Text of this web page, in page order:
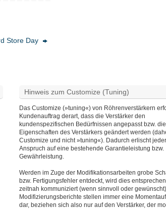
Store Day
Hinweis zum Customize (Tuning)
Das Customize (»tuning«) von Röhrenverstärkern
Kundenauftrag derart, dass die Verstärker den
kundenspezifischen Bedürfnissen angepasst bzw. die
Eigenschaften des Verstärkers geändert werden
Customize und nicht »tuning«). Dadurch erlischt jeder
Anspruch auf eine bestehende Garantieleistung bzw.
Gewährleistung.
Werden im Zuge der Modifikationsarbeiten grobe
bzw. Fertigungsfehler entdeckt, wird dies
zeitnah kommuniziert (wenn sinnvoll oder
Modifizierungsberichte stellen immer eine
dar, beziehen sich also nur auf den Verstärker, der